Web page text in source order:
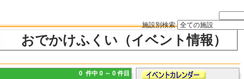
施設別検索
おでかけふくい（イベント情報）
0 件中 0 ～ 0 件目